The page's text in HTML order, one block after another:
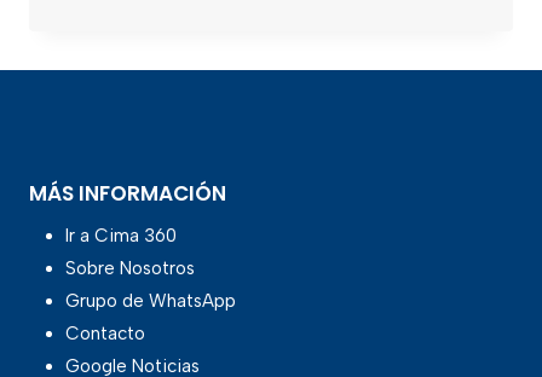
MÁS INFORMACIÓN
Ir a Cima 360
Sobre Nosotros
Grupo de WhatsApp
Contacto
Google Noticias